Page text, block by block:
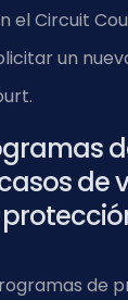
el Circuit
un
de
de